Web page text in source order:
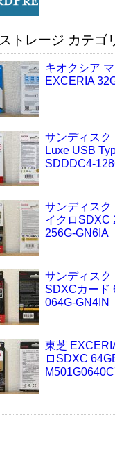
ストレージ カテゴ
キオクシア
EXCERIA
サンディス
Luxe USB
SDDDC4-
サンディスク
イクロSDXC
256G-GN6IA
サンディスク
SDXCカード
064G-GN4IN
東芝
ロSDXC